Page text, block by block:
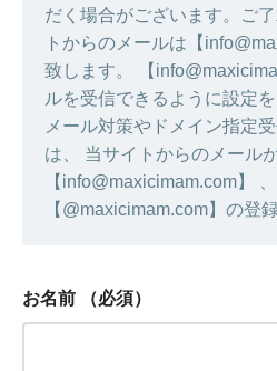
だく場合がございます。ご
トからのメールは【
致します。 【
ルを受信できるように設定
メール対策やドメイン指定
は、 当サイトからのメール
【info@maxicimam.com】 、
【@maxicimam.com】の登
お名前 （必須）